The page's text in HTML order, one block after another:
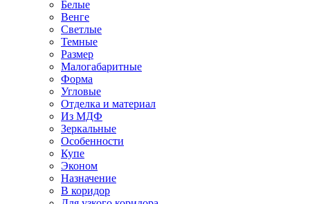
Белые
Венге
Светлые
Темные
Размер
Малогабаритные
Форма
Угловые
Отделка и материал
Из МДФ
Зеркальные
Особенности
Купе
Эконом
Назначение
В коридор